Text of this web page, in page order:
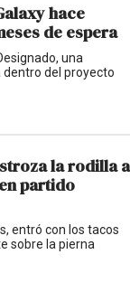
hace
de espera
una
del proyecto
la rodilla a
partido
entró con los tacos
sobre la pierna